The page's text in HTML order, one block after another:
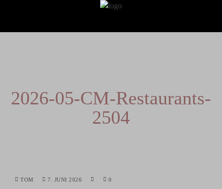
2026-05-CM-Restaurants-
2504
TOM 7. JUNI 2026 0